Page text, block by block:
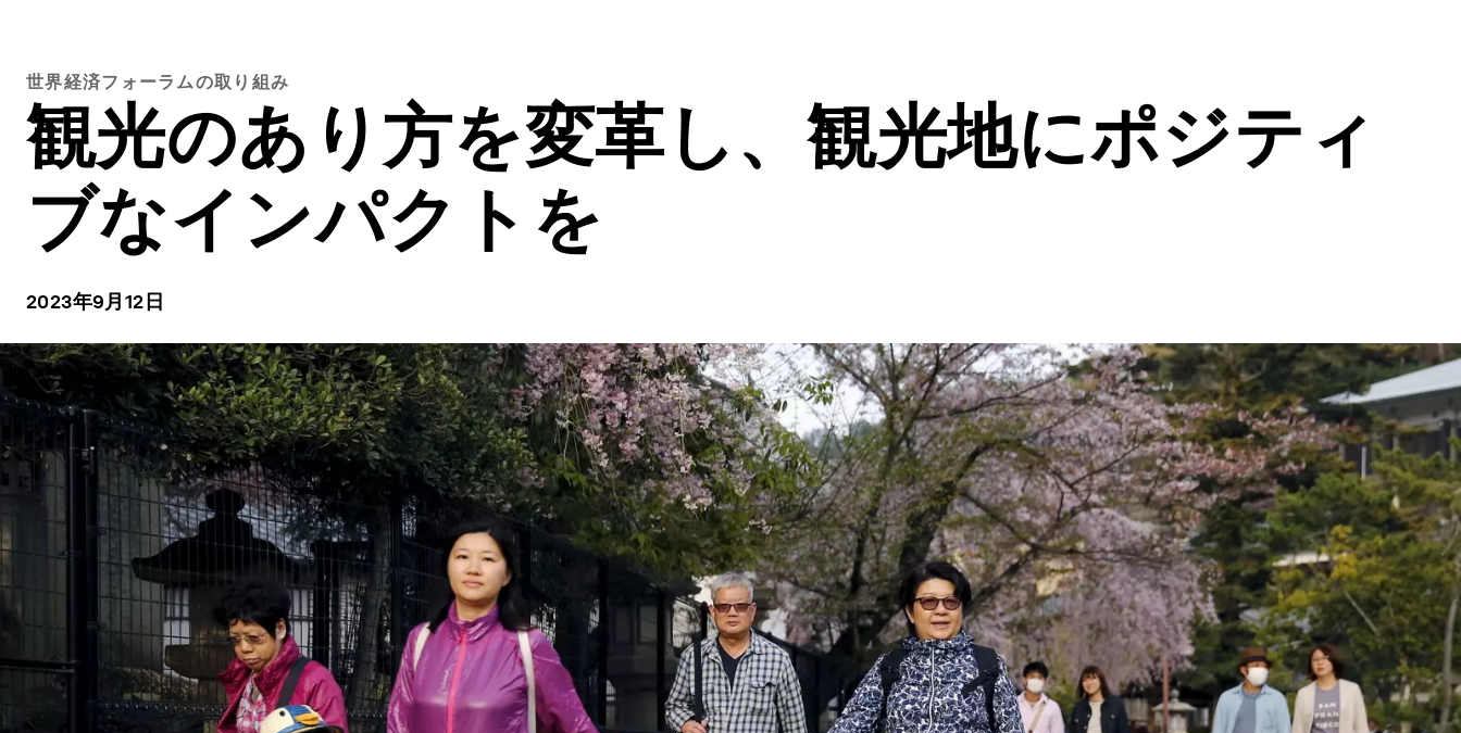
世界経済フォーラムの取り組み
観光のあり方を変革し、観光地にポジティ
ブなインパクトを
2023年9月12日